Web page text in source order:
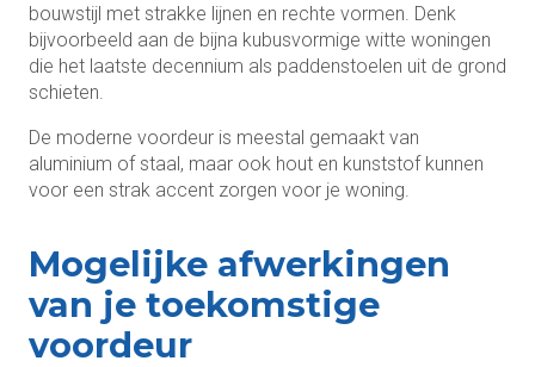
bouwstijl met strakke lijnen en rechte vormen. Denk
bijvoorbeeld aan de bijna kubusvormige witte woningen
die het laatste decennium als paddenstoelen uit de grond
schieten.
De moderne voordeur is meestal gemaakt van
aluminium of staal, maar ook hout en kunststof kunnen
voor een strak accent zorgen voor je woning.
Mogelijke afwerkingen
van je toekomstige
voordeur